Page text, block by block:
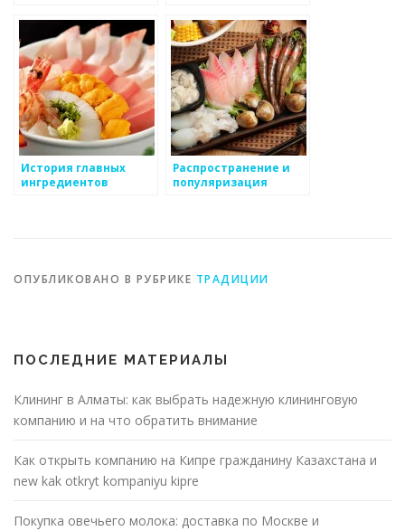
фуд-корты
традиционной
японской кухни
История главных
ингредиентов
Распространение и
популяризация
ОПУБЛИКОВАНО В РУБРИКЕ ТРАДИЦИИ
ПОСЛЕДНИЕ МАТЕРИАЛЫ
Клининг в Алматы: как выбрать надежную клининговую
компанию и на что обратить внимание
Как открыть компанию на Кипре гражданину Казахстана и
new kak otkryt kompaniyu kipre
Покупка овечьего молока: доставка по Москве и